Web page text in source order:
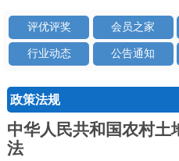
评优评奖 会员之家
行业动态 公告通知
政策法规
中华人民共和国农村土
法